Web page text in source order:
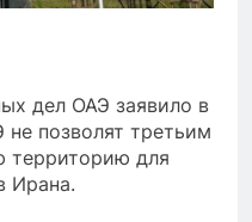
дел ОАЭ заявило в
позволят третьим
территорию для
Ирана.